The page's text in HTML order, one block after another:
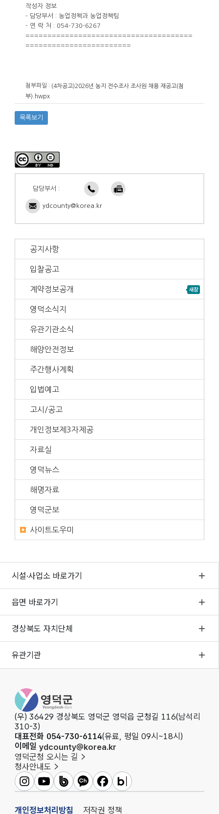
작성자 정보
- 담당부서 : 농업정책과 농업정책팀
- 연 락 처 : 054-730-6267
======================================
========================
첨부파일 : (4차공고)2026년 농지 전수조사 조사원 채용 재공고(첨
부).hwpx
목록보기
담당부서 :
ydcounty@korea.kr
공지사항
입찰공고
계약정보공개
영덕소식지
유관기관소식
해양안전정보
주간행사계획
입법예고
고시/공고
개인정보제3자제공
자료실
영덕뉴스
해명자료
영덕군보
사이트도우미
시설·사업소 바로가기
읍면 바로가기
경상북도 자치단체
유관기관
영덕군청
(우) 36429 경상북도 영덕군 영덕읍 군청길 116(남석리
310-3)
대표전화 054-730-6114(유료, 평일 09시~18시)
이메일 ydcounty@korea.kr
영덕군청 오시는 길
청사안내도
영덕군인스타그램
영덕군유튜브영덕군밴드영덕군카카오채널
영덕군페이스북
영덕군블로그
개인정보처리방침 저작권 정책